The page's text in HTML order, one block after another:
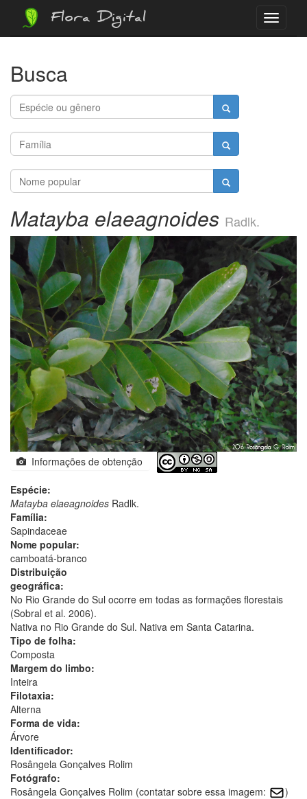
Menu
Flora Digital
Busca
Matayba elaeagnoides Radlk.
Informações de obtenção
Espécie:
Matayba elaeagnoides Radlk.
Família:
Sapindaceae
Nome popular:
camboatá-branco
Distribuição
geográfica:
No Rio Grande do Sul ocorre em todas as formações florestais
(Sobral et al. 2006).
Nativa no Rio Grande do Sul. Nativa em Santa Catarina.
Tipo de folha:
Composta
Margem do limbo:
Inteira
Filotaxia:
Alterna
Forma de vida:
Árvore
Identificador:
Rosângela Gonçalves Rolim
Fotógrafo:
Rosângela Gonçalves Rolim (contatar sobre essa imagem:
)